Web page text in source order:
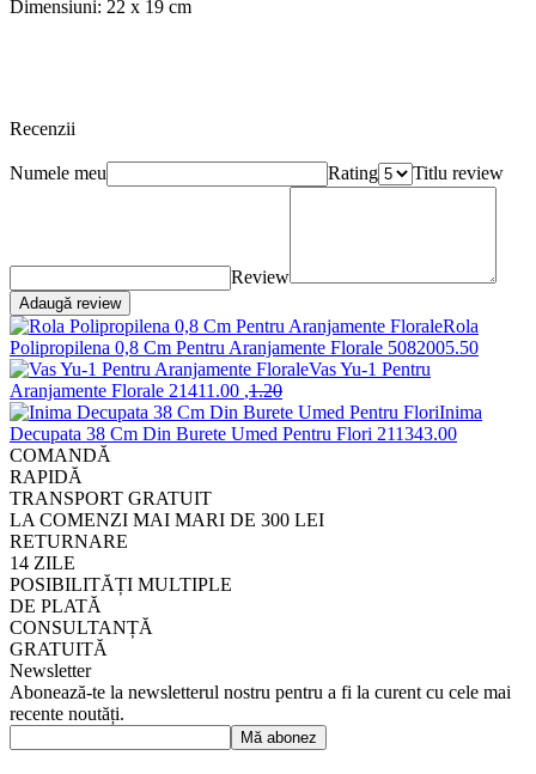
Dimensiuni: 22 x 19 cm
Recenzii
Numele meu Rating Titlu review
Review
Adaugă review
Rola
Polipropilena 0,8 Cm Pentru Aranjamente Florale 5082005.50
Vas Yu-1 Pentru
Aranjamente Florale 21411 .00 ,1.20
Inima
Decupata 38 Cm Din Burete Umed Pentru Flori 211343.00
COMANDĂ
RAPIDĂ
TRANSPORT GRATUIT
LA COMENZI MAI MARI DE 300 LEI
RETURNARE
14 ZILE
POSIBILITĂȚI MULTIPLE
DE PLATĂ
CONSULTANȚĂ
GRATUITĂ
Newsletter
Abonează-te la newsletterul nostru pentru a fi la curent cu cele mai
recente noutăți.
Mă abonez